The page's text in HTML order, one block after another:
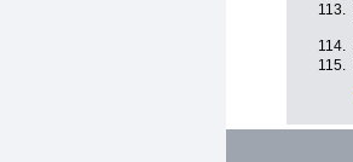
113.
114.
115.